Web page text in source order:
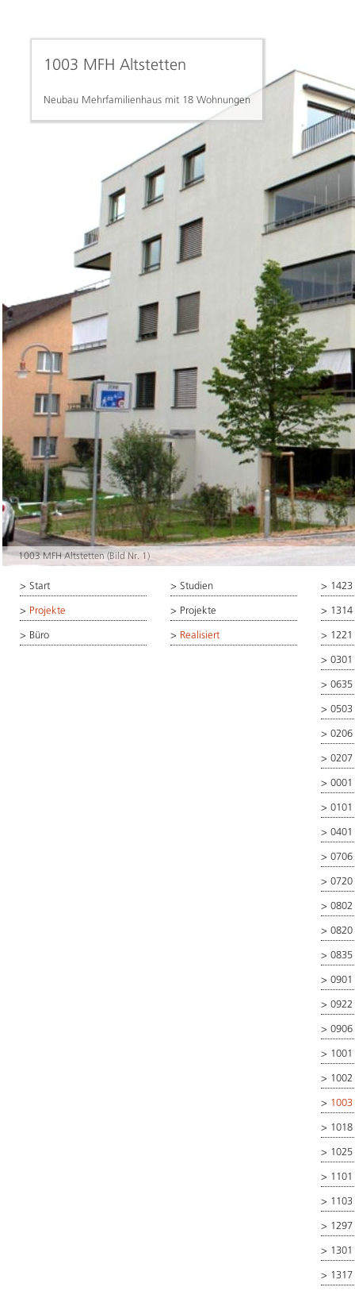
1003 MFH Altstetten
Neubau Mehrfamilienhaus mit 18 Wohnungen
1003 MFH Altstetten (Bild Nr. 1)
> Start
> Projekte
> Büro
> Studien
> Projekte
> Realisiert
>
>
>
> 0301
> 0635
> 0503
> 0206
> 0207
> 0001
> 0101
> 0401
> 0706
> 0720
> 0802
> 0820
> 0835
> 0901
> 0922
> 0906
>
> 1002
>
>
>
>
> 1103
>
>
> 1317